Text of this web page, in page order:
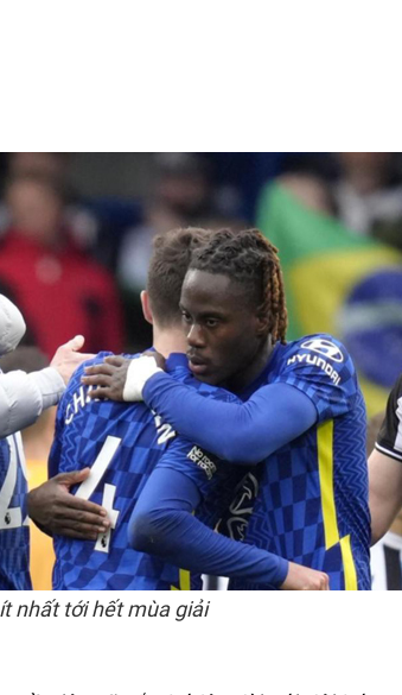
nhất tới hết mùa giải